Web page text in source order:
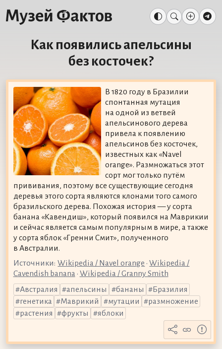
Как появились апельсины
без косточек?
В 1820 году в Бразилии
спонтанная мутация
на одной из ветвей
апельсинового дерева
привела к появлению
апельсинов без косточек,
известных как «Navel
orange». Размножаться этот
сорт мог только путём
прививания, поэтому все существующие сегодня
деревья этого сорта являются клонами того самого
бразильского дерева. Похожая история — у сорта
банана «Кавендиш», который появился на Маврикии
и сейчас является самым популярным в мире, а также
у сорта яблок «Гренни Смит», полученного
в Австралии.
Источники: Wikipedia / Navel orange •Wikipedia /
Cavendish banana • Wikipedia / Granny Smith
Австралия
апельсины бананы
Бразилия
генетика
Маврикий мутации
размножение
растения
фрукты яблоки